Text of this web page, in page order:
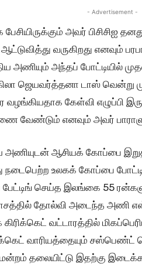
- Advertisement -
பேசியிருக்கும் அவர்
வருகிறது எனவும்
அணியும் அந்தப் போட்டியில்
ஜெயவர்த்தனா டாஸ் வென்று
வழங்கியதாக கேள்வி எழுப்பி
வேண்டும் எனவும் அவர்
ஆசியக் கோப்பை
நடைபெற்ற உலகக் கோப்பை
பேட்டிங் செய்த இலங்கை 55
தோல்வி அடைந்த அணி
வட்டாரத்தில்
வாரியத்தையும் சஸ்பெண்ட்
தலையிட்டு இதற்கு